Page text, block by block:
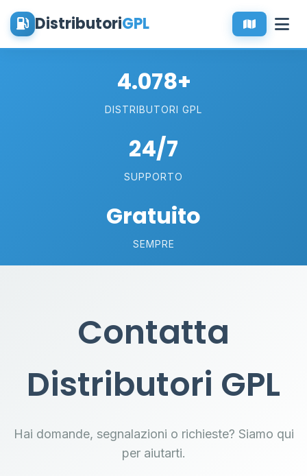
DistributoriGPL
4.078+
DISTRIBUTORI GPL
24/7
SUPPORTO
Gratuito
SEMPRE
Contatta
Distributori GPL
Hai domande, segnalazioni o richieste? Siamo qui
per aiutarti.